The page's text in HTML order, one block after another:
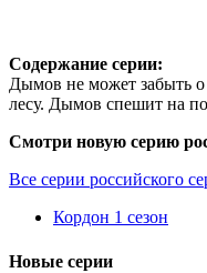
Содержание серии:
Дымов не может забыть о
лесу. Дымов спешит на
Смотри новую серию
Все серии российского
Кордон 1 сезон
Новые серии